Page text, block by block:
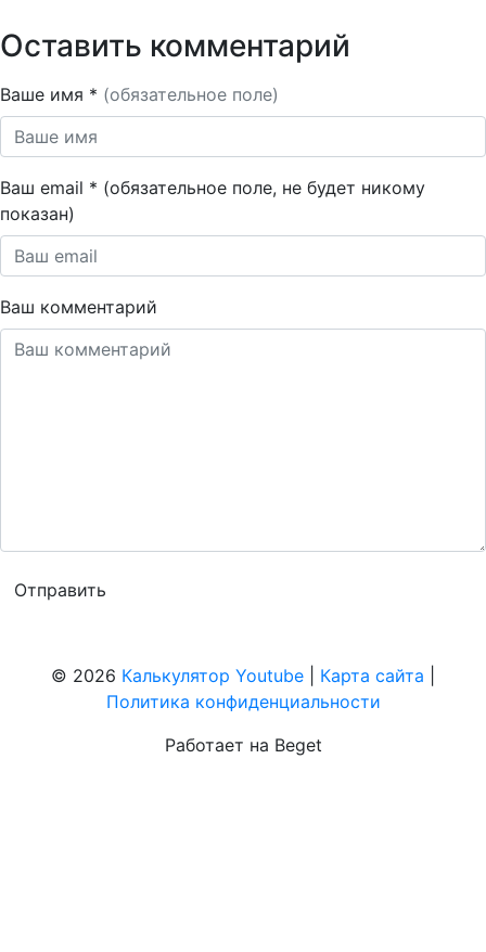
Оставить комментарий
Ваше имя * (обязательное поле)
Ваш email * (обязательное поле, не будет никому
показан)
Ваш комментарий
© 2026 Калькулятор Youtube Карта сайта
Политика конфиденциальности
Работает на Beget